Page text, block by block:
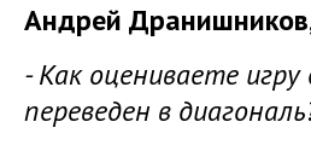
Андрей
- Как оцениваете
переведен в